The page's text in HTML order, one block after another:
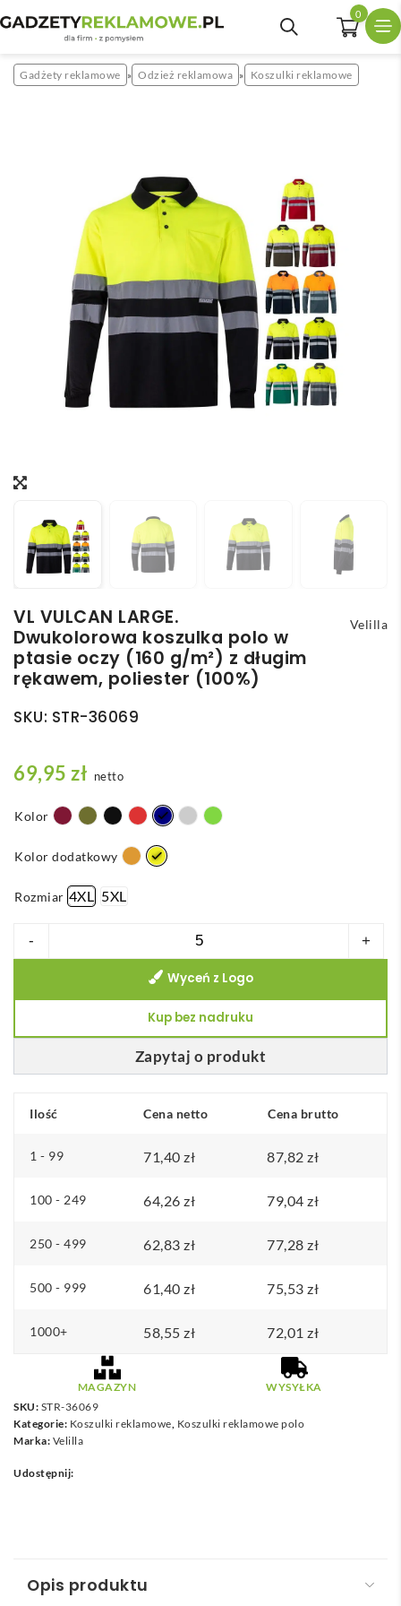
0
Gadżety reklamowe » Odzież reklamowa » Koszulki reklamowe
VL VULCAN LARGE.
Dwukolorowa koszulka polo w
ptasie oczy (160 g/m²) z długim
rękawem, poliester (100%)
Velilla
SKU: STR-36069
69,95 zł netto
Kolor
Kolor dodatkowy
Rozmiar 4XL 5XL
-
VL
polo
oczy
g/m²)
długim
poliester
+
Zapytaj o produkt
Wyceń z Logo
Kup bez nadruku
Ilość Cena netto Cena brutto
1 - 99 71,40 zł 87,82 zł
100 - 249 64,26 zł 79,04 zł
250 - 499 62,83 zł 77,28 zł
500 - 999 61,40 zł 75,53 zł
1000+ 58,55 zł 72,01 zł
MAGAZYN
WYSYŁKA
SKU: STR-36069
Kategorie: Koszulki reklamowe, Koszulki reklamowe polo
Marka: Velilla
Udostępnij:
Opis produktu